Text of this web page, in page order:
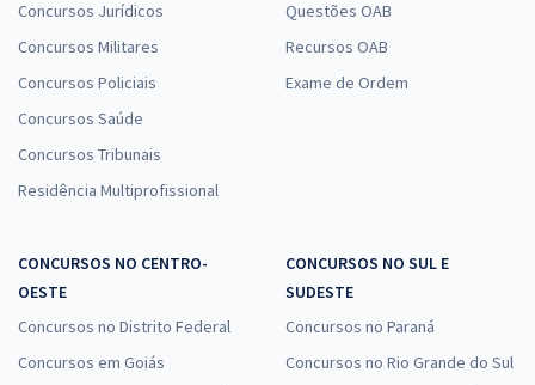
Concursos Jurídicos
Concursos Militares
Concursos Policiais
Concursos Saúde
Concursos Tribunais
Residência Multiprofissional
Questões OAB
Recursos OAB
Exame de Ordem
CONCURSOS NO CENTRO-
OESTE
Concursos no Distrito Federal
Concursos em Goiás
CONCURSOS NO SUL E
SUDESTE
Concursos no Paraná
Concursos no Rio Grande do Sul